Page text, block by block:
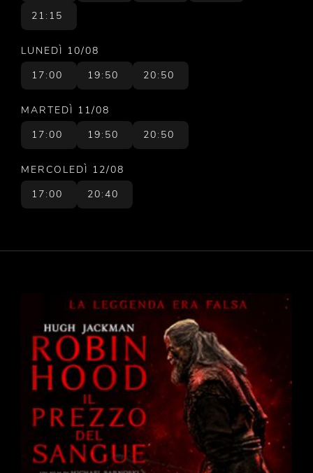
21:15
LUNEDÌ 10/08
17:00
19:50 20:50
MARTEDÌ 11/08
17:00
19:50 20:50
MERCOLEDÌ 12/08
17:00
20:40